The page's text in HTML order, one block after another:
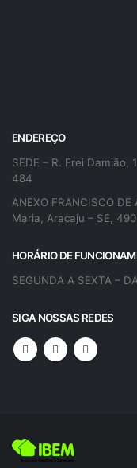
ENDEREÇO
SEDE – R. Frei
484
ANEXO FRANCISCO
Maria, Aracaju – SE,
HORÁRIO DE
SEGUNDA A SEXTA –
SIGA NOSSAS REDES